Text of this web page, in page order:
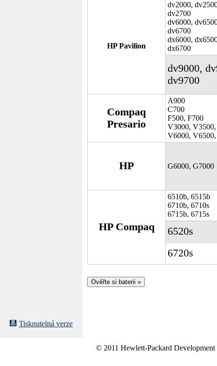
HP Pavilion
dv2000,
dv2700
dv6000,
dv6700
dx6000,
dx6700
dv9000,
dv9700
Compaq
Presario
A900
C700
F500, F700
V3000,
V6000,
HP G6000, G7000
HP Compaq
6510b, 6515b
6710b, 6710s
6715b, 6715s
6520s
6720s
Tisknutelná verze
© 2011 Hewlett-Packard Development